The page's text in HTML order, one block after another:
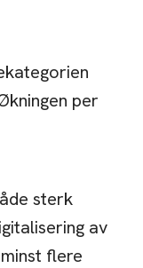
per
sterk
av
flere